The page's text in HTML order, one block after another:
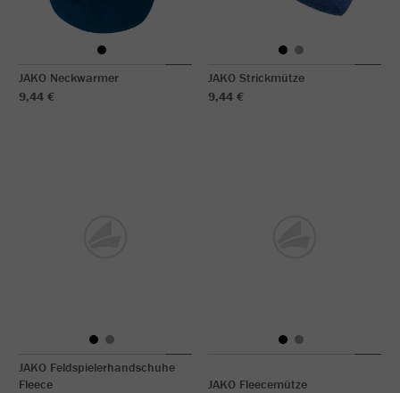
JAKO Neckwarmer
9,44 €
JAKO Strickmütze
9,44 €
JAKO Feldspielerhandschuhe
Fleece
JAKO Fleecemütze